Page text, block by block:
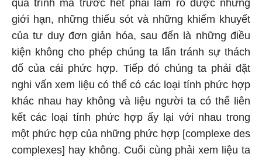
quá trình mà trước hết phải làm rõ được những
giới hạn, những thiếu sót và những khiếm khuyết
của tư duy đơn giản hóa, sau đến là những điều
kiện không cho phép chúng ta lẩn tránh sự thách
đố của cái phức hợp. Tiếp đó chúng ta phải đặt
nghi vấn xem liệu có thể có các loại tính phức hợp
khác nhau hay không và liệu người ta có thể liên
kết các loại tính phức hợp ấy lại với nhau trong
một phức hợp của những phức hợp [complexe des
complexes] hay không. Cuối cùng phải xem liệu ta